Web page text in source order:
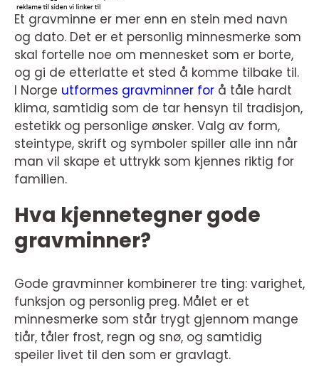
Et gravminne er mer enn en stein med navn
og dato. Det er et personlig minnesmerke som
skal fortelle noe om mennesket som er borte,
og gi de etterlatte et sted å komme tilbake til.
I Norge utformes gravminner for å tåle hardt
klima, samtidig som de tar hensyn til tradisjon,
estetikk og personlige ønsker. Valg av form,
steintype, skrift og symboler spiller alle inn når
man vil skape et uttrykk som kjennes riktig for
familien.
Hva kjennetegner gode
gravminner?
Gode gravminner kombinerer tre ting: varighet,
funksjon og personlig preg. Målet er et
minnesmerke som står trygt gjennom mange
tiår, tåler frost, regn og snø, og samtidig
speiler livet til den som er gravlagt.